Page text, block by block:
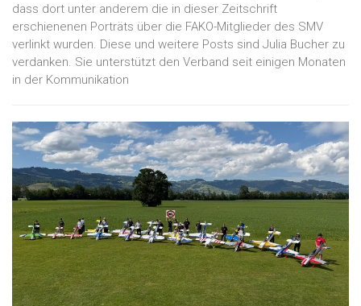
dass dort unter anderem die in dieser Zeitschrift
erschienenen Porträts über die FAKO-Mitglieder des SMV
verlinkt wurden. Diese und weitere Posts sind Julia Bucher zu
verdanken. Sie unterstützt den Verband seit einigen Monaten
in der Kommunikation